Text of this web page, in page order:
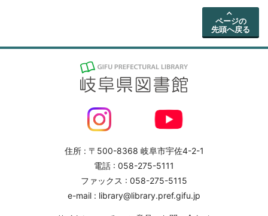
ページの
先頭へ戻る
住所 : 〒500-8368 岐阜市宇佐4-2-1
電話 : 058-275-5111
ファックス : 058-275-5115
e-mail : library@library.pref.gifu.jp